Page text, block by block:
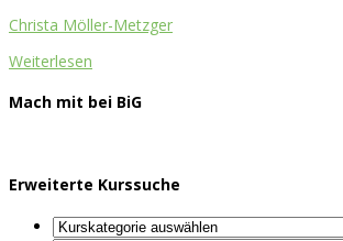
Christa Möller-Metzger
Weiterlesen
Mach mit bei BiG
Erweiterte Kurssuche